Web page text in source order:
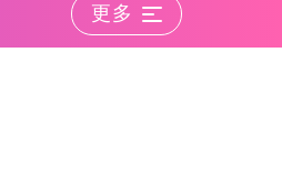
更多